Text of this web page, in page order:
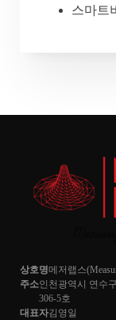
스마트
상호명메저랩스(
주소인천광역시 연수
306-5호
대표자김영일